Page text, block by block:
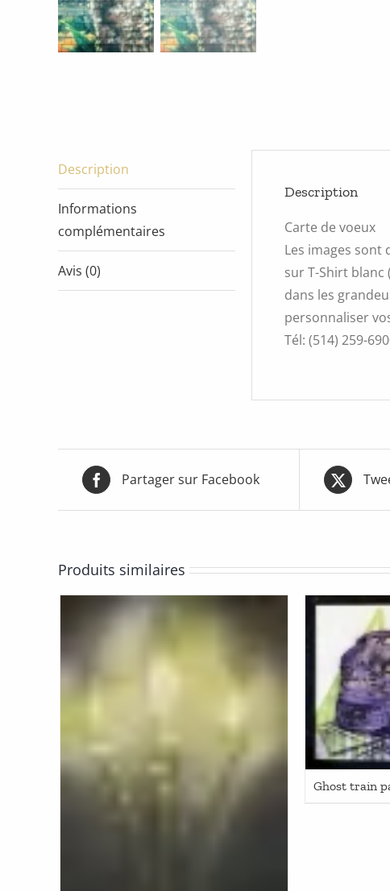
Description
Informations
complémentaires
Avis (0)
Description
Carte de voeux
Les images sont
sur T-Shirt blanc
dans les
personnaliser
Tél: (514) 259-
Partager sur Facebook
Produits similaires
Ghost train